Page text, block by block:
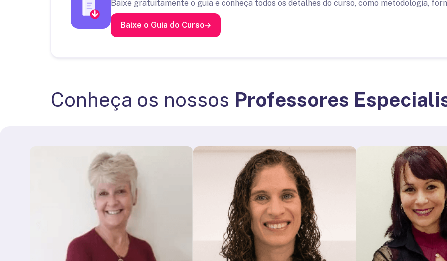
Baixe gratuitamente o guia e conheça todos os detalhes do curso, como metodologia,
Baixe o Guia do Curso
Conheça os nossos Professores